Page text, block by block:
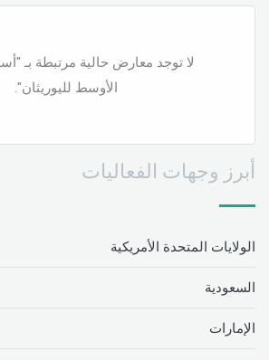
لا توجد معارض حالية مرتبطة بـ
الأوسط لليوريثان".
أبرز وجهات الفعاليات
الولايات المتحدة الأمريكية
السعودية
الإمارات